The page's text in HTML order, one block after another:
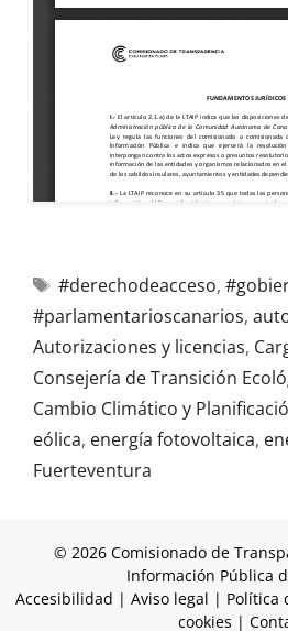
#derechodeacceso,
#parlamentarioscanarios,
Autorizaciones y licencias,
Consejería de Transición
Cambio Climático y
eólica, energía fotovoltaica,
Fuerteventura
© 2026 Comisionado de
Información Pública
Accesibilidad | Aviso legal | Política
cookies |